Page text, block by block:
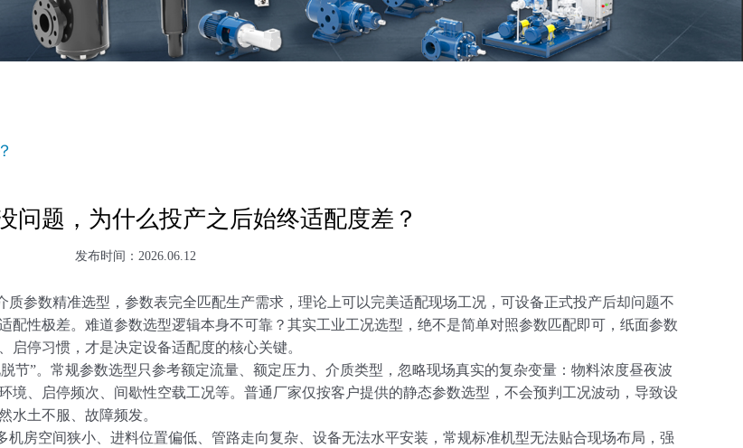
问题，为什么投产之后始终适配度差？
发布时间：2026.06.12
数精准选型，参数表完全匹配生产需求，理论上可以完美适配现场工况，可设备正式投产后却问题不
配性极差。难道参数选型逻辑本身不可靠？其实工业工况选型，绝不是简单对照参数匹配即可，纸面参数
停习惯，才是决定设备适配度的核心关键。
”。常规参数选型只参考额定流量、额定压力、介质类型，忽略现场真实的复杂变量：物料浓度昼夜波
、启停频次、间歇性空载工况等。普通厂家仅按客户提供的静态参数选型，不会预判工况波动，导致设
水土不服、故障频发。
空间狭小、进料位置偏低、管路走向复杂、设备无法水平安装，常规标准机型无法贴合现场布局，强